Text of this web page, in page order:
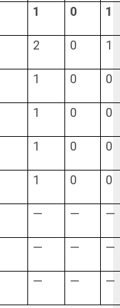
1 0 1
2 0 1
1 0 0
1 0 0
1 0 0
1 0 0
— — —
— — —
— — —